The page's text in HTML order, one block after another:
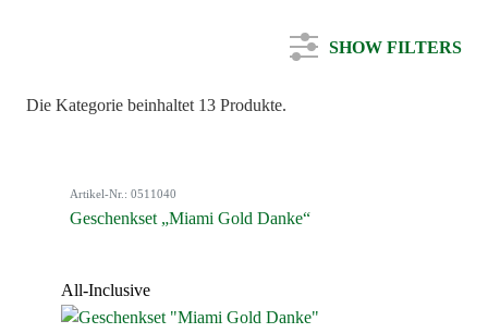
SHOW FILTERS
Farbe
Die Kategorie beinhaltet 13 Produkte.
Artikel-Nr.: 0511040
Geschenkset „Miami Gold Danke“
All-Inclusive